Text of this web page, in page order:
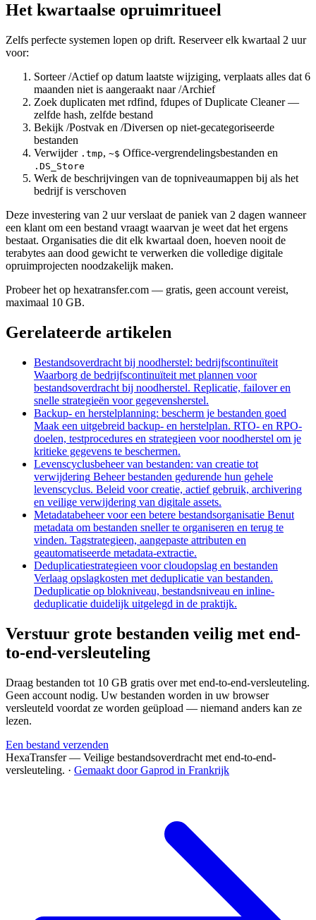
Het kwartaalse opruimritueel
Zelfs perfecte systemen lopen op drift. Reserveer elk kwartaal 2 uur
voor:
Sorteer /Actief op datum laatste wijziging, verplaats alles dat 6
maanden niet is aangeraakt naar /Archief
Zoek duplicaten met rdfind, fdupes of Duplicate Cleaner —
zelfde hash, zelfde bestand
Bekijk /Postvak en /Diversen op niet-gecategoriseerde
bestanden
Verwijder .tmp, ~$ Office-vergrendelingsbestanden en
.DS_Store
Werk de beschrijvingen van de topniveaumappen bij als het
bedrijf is verschoven
Deze investering van 2 uur verslaat de paniek van 2 dagen wanneer
een klant om een bestand vraagt waarvan je weet dat het ergens
bestaat. Organisaties die dit elk kwartaal doen, hoeven nooit de
terabytes aan dood gewicht te verwerken die volledige digitale
opruimprojecten noodzakelijk maken.
Probeer het op hexatransfer.com — gratis, geen account vereist,
maximaal 10 GB.
Gerelateerde artikelen
Bestandsoverdracht bij noodherstel: bedrijfscontinuïteit
Waarborg de bedrijfscontinuïteit met plannen voor
bestandsoverdracht bij noodherstel. Replicatie, failover en
snelle strategieën voor gegevensherstel.
Backup- en herstelplanning: bescherm je bestanden goed
Maak een uitgebreid backup- en herstelplan. RTO- en RPO-
doelen, testprocedures en strategieen voor noodherstel om je
kritieke gegevens te beschermen.
Levenscyclusbeheer van bestanden: van creatie tot
verwijdering Beheer bestanden gedurende hun gehele
levenscyclus. Beleid voor creatie, actief gebruik, archivering
en veilige verwijdering van digitale assets.
Metadatabeheer voor een betere bestandsorganisatie Benut
metadata om bestanden sneller te organiseren en terug te
vinden. Tagstrategieen, aangepaste attributen en
geautomatiseerde metadata-extractie.
Deduplicatiestrategieen voor cloudopslag en bestanden
Verlaag opslagkosten met deduplicatie van bestanden.
Deduplicatie op blokniveau, bestandsniveau en inline-
deduplicatie duidelijk uitgelegd in de praktijk.
Verstuur grote bestanden veilig met end-
to-end-versleuteling
Draag bestanden tot 10 GB gratis over met end-to-end-versleuteling.
Geen account nodig. Uw bestanden worden in uw browser
versleuteld voordat ze worden geüpload — niemand anders kan ze
lezen.
Een bestand verzenden
HexaTransfer — Veilige bestandsoverdracht met end-to-end-
versleuteling. · Gemaakt door Gaprod in Frankrijk